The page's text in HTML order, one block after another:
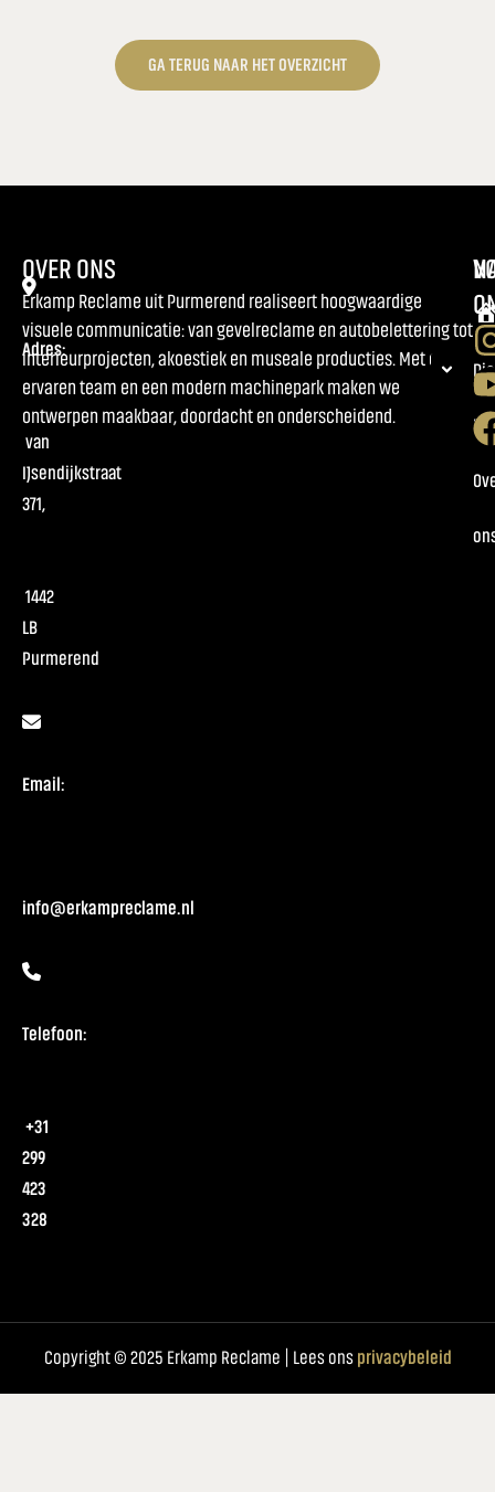
GA TERUG NAAR HET OVERZICHT
Adres:
van
IJsendijkstraat
371,
1442
LB
Purmerend
Email:
info@erkampreclame.nl
Telefoon:
+31
299
423
328
OVER ONS
Erkamp Reclame uit Purmerend realiseert hoogwaardige
visuele communicatie: van gevelreclame en autobelettering tot
interieurprojecten, akoestiek en museale producties. Met een
ervaren team en een modern machinepark maken we
ontwerpen maakbaar, doordacht en onderscheidend.
Copyright © 2025 Erkamp Reclame | Lees ons privacybeleid